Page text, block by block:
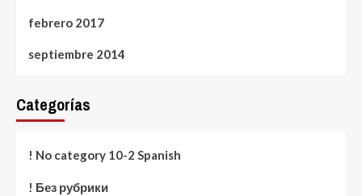
febrero 2017
septiembre 2014
Categorías
! No category 10-2 Spanish
! Без рубрики